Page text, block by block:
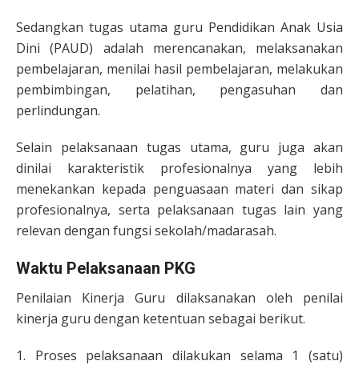
Sedangkan tugas utama guru Pendidikan Anak Usia
Dini (PAUD) adalah merencanakan, melaksanakan
pembelajaran, menilai hasil pembelajaran, melakukan
pembimbingan, pelatihan, pengasuhan dan
perlindungan.
Selain pelaksanaan tugas utama, guru juga akan
dinilai karakteristik profesionalnya yang lebih
menekankan kepada penguasaan materi dan sikap
profesionalnya, serta pelaksanaan tugas lain yang
relevan dengan fungsi sekolah/madarasah.
Waktu Pelaksanaan PKG
Penilaian Kinerja Guru dilaksanakan oleh penilai
kinerja guru dengan ketentuan sebagai berikut.
1. Proses pelaksanaan dilakukan selama 1 (satu)